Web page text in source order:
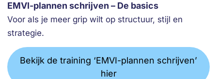
EMVI-plannen schrijven – De basics
Voor als je meer grip wilt op structuur, stijl en
strategie.
Bekijk de training ‘EMVI-plannen schrijven’
hier